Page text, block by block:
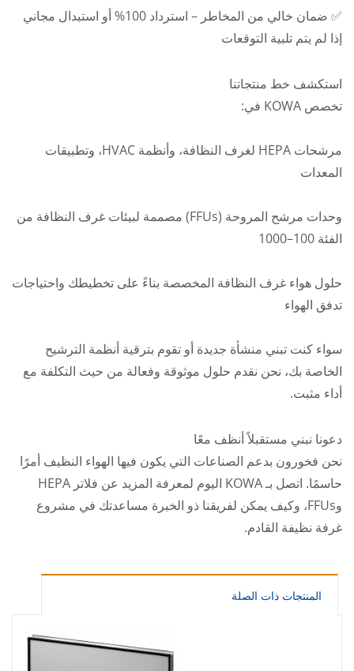
✅ ضمان خالي من المخاطر – استرداد 100% أو استبدال مجاني
إذا لم يتم تلبية التوقعات
استكشف خط منتجاتنا
تخصص KOWA في:
مرشحات HEPA لغرف النظافة، وأنظمة HVAC، وتطبيقات
المعدات
وحدات مرشح المروحة (FFUs) مصممة لبيئات غرف النظافة من
الفئة 100–1000
حلول هواء غرف النظافة المخصصة بناءً على تخطيطك واحتياجات
تدفق الهواء
سواء كنت تبني منشأة جديدة أو تقوم بترقية أنظمة الترشيح
الخاصة بك، نحن نقدم حلول موثوقة وفعالة من حيث التكلفة مع
أداء مثبت.
دعونا نبني مستقبلاً أنظف معًا
نحن فخورون بدعم الصناعات التي يكون فيها الهواء النظيف أمرًا
حاسمًا. اتصل بـ KOWA اليوم لمعرفة المزيد عن فلاتر HEPA
وFFUs، وكيف يمكن لفريقنا ذو الخبرة مساعدتك في مشروع
غرفة نظيفة القادم.
المنتجات ذات الصلة